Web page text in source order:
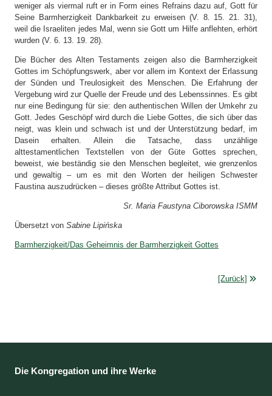
weniger als viermal ruft er in Form eines Refrains dazu auf, Gott für
Seine Barmherzigkeit Dankbarkeit zu erweisen (V. 8. 15. 21. 31),
weil die Israeliten jedes Mal, wenn sie Gott um Hilfe anflehten, erhört
wurden (V. 6. 13. 19. 28).
Die Bücher des Alten Testaments zeigen also die Barmherzigkeit
Gottes im Schöpfungswerk, aber vor allem im Kontext der Erlassung
der Sünden und Treulosigkeit des Menschen. Die Erfahrung der
Vergebung wird zur Quelle der Freude und des Lebenssinnes. Es gibt
nur eine Bedingung für sie: den authentischen Willen der Umkehr zu
Gott. Jedes Geschöpf wird durch die Liebe Gottes, die sich über das
neigt, was klein und schwach ist und der Unterstützung bedarf, im
Dasein erhalten. Allein die Tatsache, dass unzählige
alttestamentlichen Textstellen von der Güte Gottes sprechen,
beweist, wie beständig sie den Menschen begleitet, wie grenzenlos
und gewaltig – um es mit den Worten der heiligen Schwester
Faustina auszudrücken – dieses größte Attribut Gottes ist.
Sr. Maria Faustyna Ciborowska ISMM
Übersetzt von Sabine Lipińska
Barmherzigkeit/Das Geheimnis der Barmherzigkeit Gottes
[Zurück]
Die Kongregation und ihre Werke